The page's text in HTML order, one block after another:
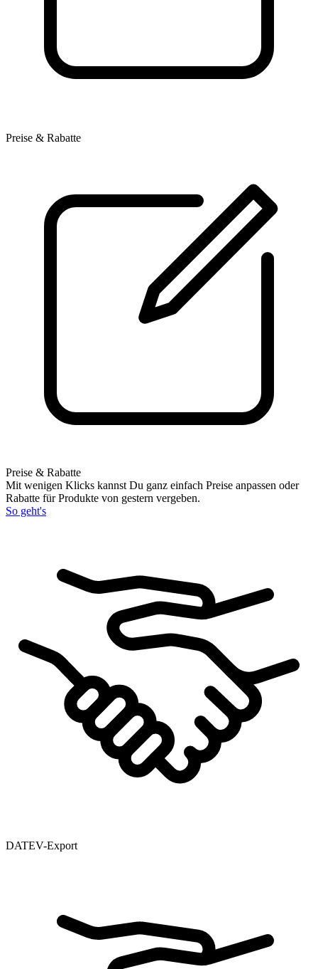
Preise & Rabatte
Preise & Rabatte
Mit wenigen Klicks kannst Du ganz einfach Preise anpassen oder
Rabatte für Produkte von gestern vergeben.
So geht's
DATEV-Export